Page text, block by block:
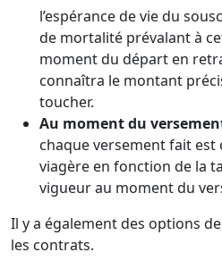
l’espérance de vie du
de mortalité prévalant à
moment du départ en
connaîtra le montant
toucher.
Au moment du
chaque versement fait
viagère en fonction de la
vigueur au moment du
Il y a également des options
les contrats.